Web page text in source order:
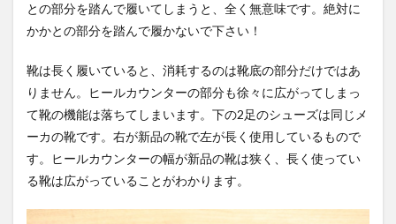
との部分を踏んで履いてしまうと、全く無意味です。絶対に
かかとの部分を踏んで履かないで下さい！
靴は長く履いていると、消耗するのは靴底の部分だけではあ
りません。ヒールカウンターの部分も徐々に広がってしまっ
て靴の機能は落ちてしまいます。下の2足のシューズは同じメ
ーカの靴です。右が新品の靴で左が長く使用しているもので
す。ヒールカウンターの幅が新品の靴は狭く、長く使ってい
る靴は広がっていることがわかります。